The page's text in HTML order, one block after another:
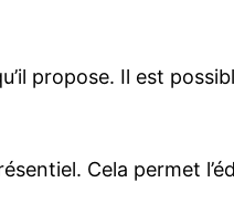
propose. Il est
Cela permet